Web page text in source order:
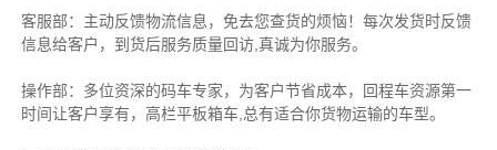
客服部：主动反馈物流信息，免去您查货的烦恼！每次发货时反馈
信息给客户，到货后服务质量回访,真诚为你服务。
操作部：多位资深的码车专家，为客户节省成本，回程车资源第一
时间让客户享有，高栏平板箱车,总有适合你货物运输的车型。